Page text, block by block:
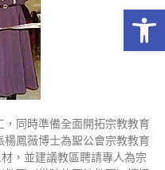
同時準備全面開拓宗教教育
鳳薇博士為聖公會宗教教育
，並建議教區聘請專人為宗